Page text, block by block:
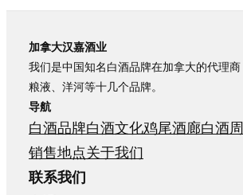
加拿大汉嘉酒业
我们是中国知名白酒品牌在加拿大的代理
粮液、洋河等十几个品牌。
导航
白酒品牌白酒文化鸡尾酒廊白酒
销售地点关于我们
联系我们